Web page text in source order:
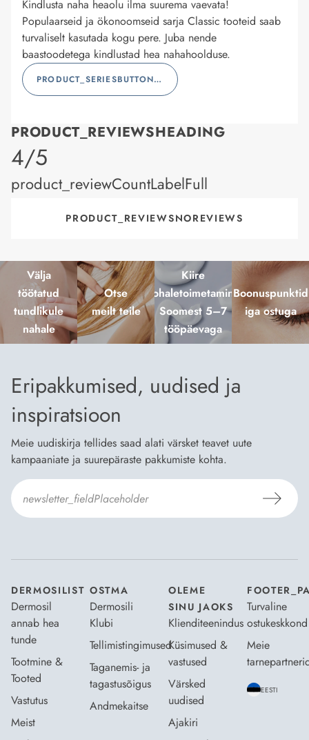
Kindlusta naha heaolu ilma suurema vaevata!
Populaarseid ja ökonoomseid sarja Classic tooteid saab
turvaliselt kasutada kogu pere. Juba nende
baastoodetega kindlustad hea nahahoolduse.
PRODUCT_SERIESBUTTONLABEL
PRODUCT_REVIEWSHEADING
product_rating
4/5
product_reviewCountLabelFull
PRODUCT_REVIEWSNOREVIEWS
Välja
töötatud
tundlikule
nahale
Otse
meilt teile
Kiire
kohaletoimetamine
Soomest 5–7
tööpäevaga
Boonuspunktid
iga ostuga
Eripakkumised, uudised ja
inspiratsioon
Meie uudiskirja tellides saad alati värsket teavet uute
kampaaniate ja suurepäraste pakkumiste kohta.
DERMOSILIST
Dermosil
annab hea
tunde
Tootmine &
Tooted
Vastutus
Meist
OSTMA
Dermosili
Klubi
Tellimistingimused
Taganemis- ja
tagastusõigus
Andmekaitse
OLEME
SINU JAOKS
Klienditeenindus
Küsimused &
vastused
Värsked
uudised
Ajakiri
Turvaline
ostukeskkond
Meie
EESTI